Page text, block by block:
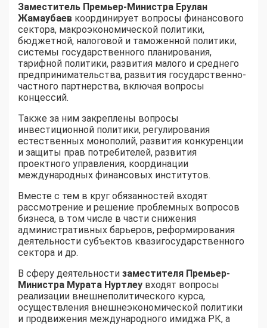
Заместитель Премьер-Министра Ерулан
Жамаубаев координирует вопросы финансового
сектора, макроэкономической политики,
бюджетной, налоговой и таможенной политики,
системы государственного планирования,
тарифной политики, развития малого и среднего
предпринимательства, развития государственно-
частного партнерства, включая вопросы
концессий.
Также за ним закреплены вопросы
инвестиционной политики, регулирования
естественных монополий, развития конкуренции
и защиты прав потребителей, развития
проектного управления, координации
международных финансовых институтов.
Вместе с тем в круг обязанностей входят
рассмотрение и решение проблемных вопросов
бизнеса, в том числе в части снижения
административных барьеров, реформирования
деятельности субъектов квазигосударственного
сектора и др.
В сферу деятельности заместителя Премьер-
Министра Мурата Нуртлеу входят вопросы
реализации внешнеполитического курса,
осуществления внешнеэкономической политики
и продвижения международного имиджа РК, а